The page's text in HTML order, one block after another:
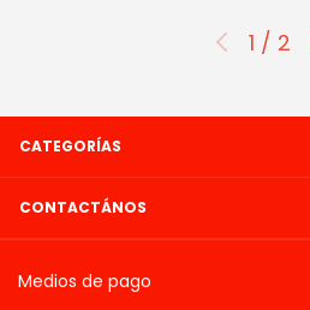
1 / 2
CATEGORÍAS
CONTACTÁNOS
Medios de pago